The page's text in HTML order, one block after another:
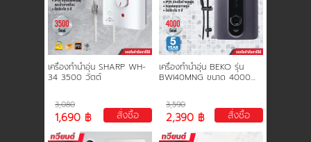
เครื่องทำน้ำอุ่น SHARP WH-
34 3500 วัตต์
3,080
1,690 ฿ สั่งซื้อ
เครื่องทำน้ำอุ่น BEKO รุ่น
BWI40MNG ขนาด 4000
3,590
2,390 ฿ สั่งซื้อ